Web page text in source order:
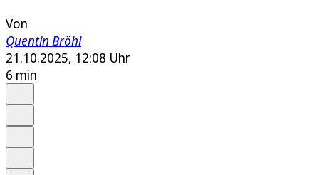
Von
Quentin Bröhl
21.10.2025, 12:08 Uhr
6 min